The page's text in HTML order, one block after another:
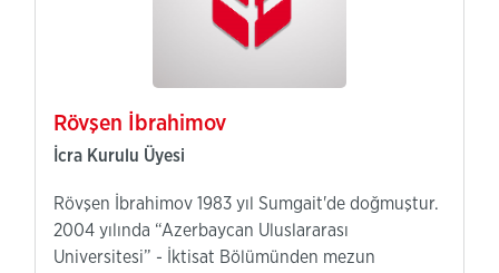
Rövşen İbrahimov
İcra Kurulu Üyesi
Rövşen İbrahimov 1983 yıl Sumgait'de doğmuştur.
2004 yılında “Azerbaycan Uluslararası
Universitesi” - İktisat Bölümünden mezun